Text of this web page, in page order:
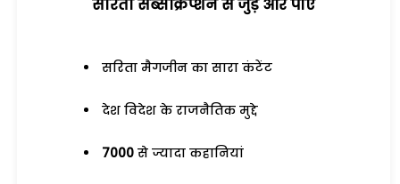
सरिता सब्सक्रिप्शन से जुड़ेें और पाएं
सरिता मैगजीन का सारा कंटेंट
देश विदेश के राजनैतिक मुद्दे
7000 से ज्यादा कहानियां